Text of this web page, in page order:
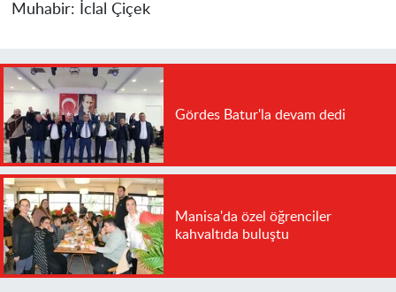
Muhabir: İclal Çiçek
Gördes Batur'la devam dedi
Manisa'da özel öğrenciler
kahvaltıda buluştu